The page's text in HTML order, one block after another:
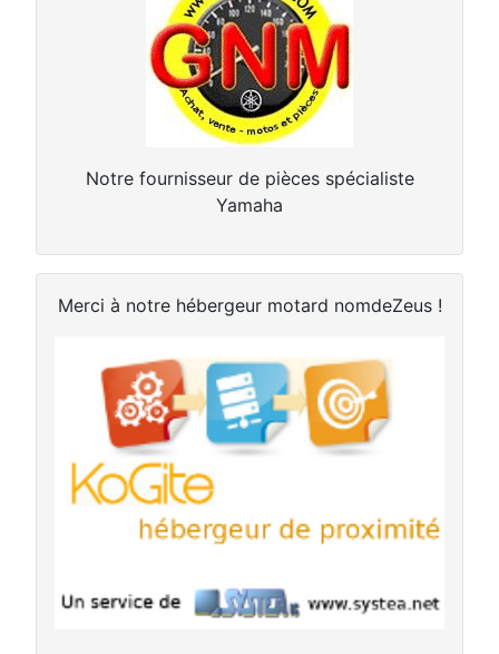
Notre fournisseur de pièces spécialiste
Yamaha
Merci à notre hébergeur motard nomdeZeus !